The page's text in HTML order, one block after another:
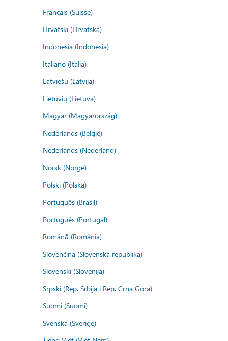
Français (Suisse)
Hrvatski (Hrvatska)
Indonesia (Indonesia)
Italiano (Italia)
Latviešu (Latvija)
Lietuvių (Lietuva)
Magyar (Magyarország)
Nederlands (België)
Nederlands (Nederland)
Norsk (Norge)
Polski (Polska)
Português (Brasil)
Português (Portugal)
Română (România)
Slovenčina (Slovenská republika)
Slovenski (Slovenija)
Srpski (Rep. Srbija i Rep. Crna Gora)
Suomi (Suomi)
Svenska (Sverige)